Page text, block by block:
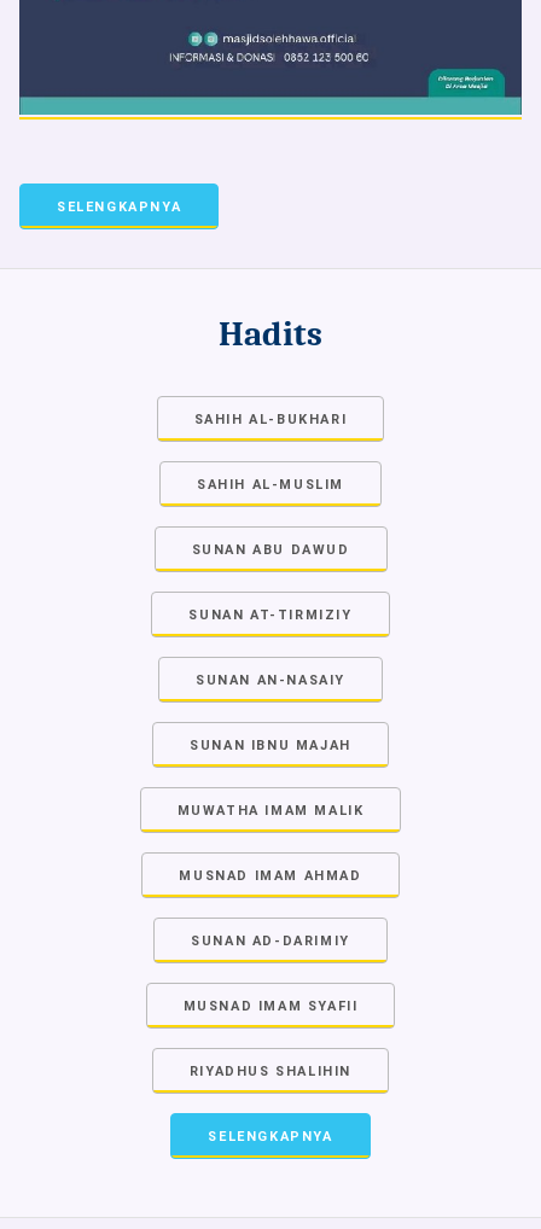
SELENGKAPNYA
Hadits
SAHIH AL-BUKHARI
SAHIH AL-MUSLIM
SUNAN ABU DAWUD
SUNAN AT-TIRMIZIY
SUNAN AN-NASAIY
SUNAN IBNU MAJAH
MUWATHA IMAM MALIK
MUSNAD IMAM AHMAD
SUNAN AD-DARIMIY
MUSNAD IMAM SYAFII
RIYADHUS SHALIHIN
SELENGKAPNYA